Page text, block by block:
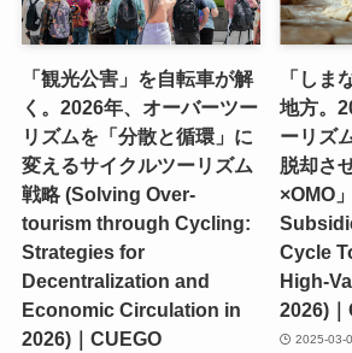
「観光公害」を自転車が解
く。2026年、オーバーツー
リズムを「分散と循環」に
変えるサイクルツーリズム
戦略 (Solving Over-
tourism through Cycling:
Strategies for
Decentralization and
Economic Circulation in
2026)｜CUEGO
「しま
地方。
ーリズ
脱却さ
×OMO
Cycle
High-
2026)
2025-03-